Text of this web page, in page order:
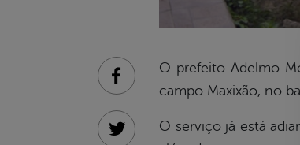
O prefeito Adelmo
campo Maxixão, no
O serviço já está
Facebook
Twitter